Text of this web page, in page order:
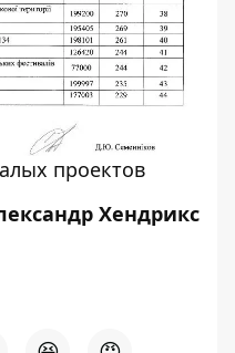
проектов
Хендрикс